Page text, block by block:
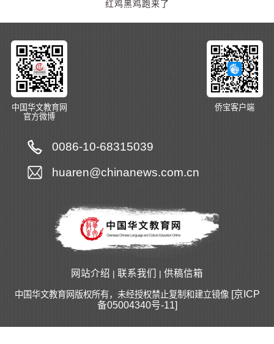
红鸡黑鸡跑来了
中国华文教育网
官方微博
侨宝客户端
0086-10-68315039
huaren@chinanews.com.cn
网站介绍 | 联系我们 | 供稿信箱
中国华文教育网版权所有，未经授权禁止复制和建立镜像 [京ICP
备05004340号-11]